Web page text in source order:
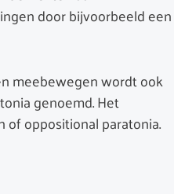
door bijvoorbeeld een
meebewegen wordt ook
genoemd. Het
oppositional paratonia.